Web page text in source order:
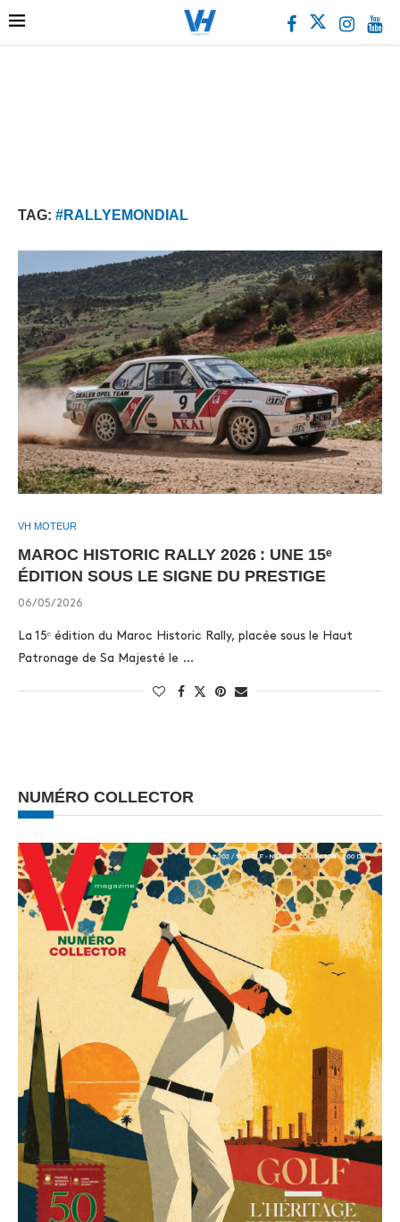
TAG: #RALLYEMONDIAL
VH MOTEUR
MAROC HISTORIC RALLY 2026 : UNE 15ᵉ
ÉDITION SOUS LE SIGNE DU PRESTIGE
06/05/2026
La 15ᵉ édition du Maroc Historic Rally, placée sous le Haut
Patronage de Sa Majesté le …
NUMÉRO COLLECTOR